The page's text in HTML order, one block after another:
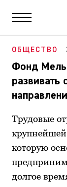
НОВОСТИ
ОБЩЕСТВО
Фонд
развивать
Трудовые
которую
долгое